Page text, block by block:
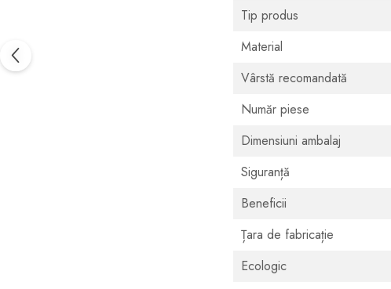
Tip produs
Material
Vârstă recomandată
Număr piese
Dimensiuni ambalaj
Siguranță
Beneficii
Țara de fabricație
Ecologic